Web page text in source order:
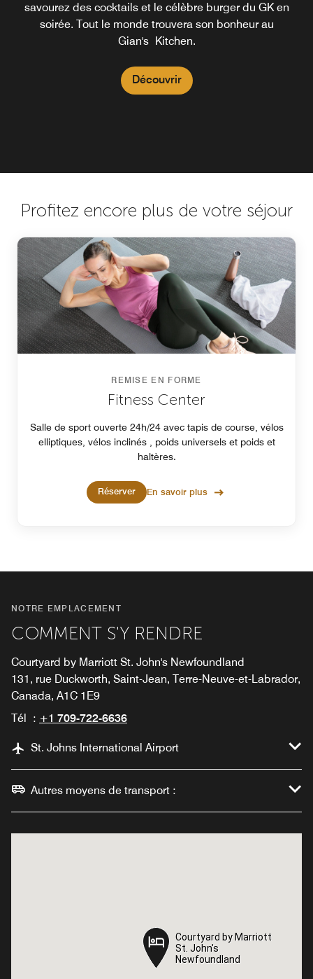
savourez des cocktails et le célèbre burger du GK en
soirée. Tout le monde trouvera son bonheur au
Gian's Kitchen.
Découvrir
Profitez encore plus de votre séjour
REMISE EN FORME
Fitness Center
Salle de sport ouverte 24h/24 avec tapis de course, vélos
elliptiques, vélos inclinés , poids universels et poids et
haltères.
Réserver En savoir plus
NOTRE EMPLACEMENT
COMMENT S'Y RENDRE
Courtyard by Marriott St. John's Newfoundland
131, rue Duckworth, Saint-Jean, Terre-Neuve-et-Labrador,
Canada, A1C 1E9
Tél : +1 709-722-6636
St. Johns International Airport
Autres moyens de transport :
Courtyard by Marriott
St. John's
Newfoundland
Courtyard by Marriott
St. John's
Newfoundland